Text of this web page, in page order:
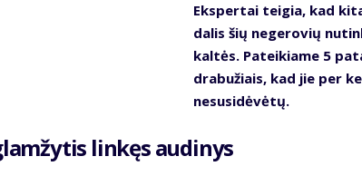
Ekspertai teigia, kad
dalis šių negerovių
kaltės. Pateikiame 5
drabužiais, kad jie per
nesusidėvėtų.
linkęs audinys